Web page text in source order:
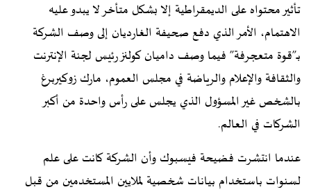
تأثير محتواه على الديمقراطية إلا بشكل متأخر لا يبدو عليه
الاهتمام، الأمر الذي دفع صحيفة الغارديان إلى وصف الشركة
بـ”قوة متعجرفة” فيما وصف داميان كولنز رئيس لجنة الإنترنت
والثقافة والإعلام والرياضة في مجلس العموم، مارك زوكيربرغ
بالشخص غير المسؤول الذي يجلس على رأس واحدة من أكبر
الشركات في العالم.
عندما انتشرت فضيحة فيسبوك وأن الشركة كانت على علم
لسنوات باستخدام بيانات شخصية لملايين المستخدمين من قبل